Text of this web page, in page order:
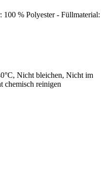
100 % Polyester - Füllmaterial:
Nicht bleichen, Nicht im
chemisch reinigen